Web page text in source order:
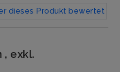
dieses Produkt bewertet
, exkl.